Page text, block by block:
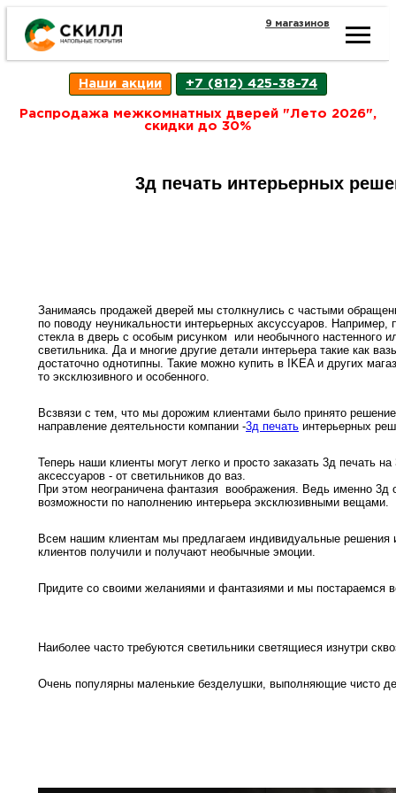
и
Как
с
9 магазинов
Наши акции +7 (812) 425-38-74
Распродажа межкомнатных дверей "Лето 2026",
скидки до 30%
3д печать интерьерных
Занимаясь продажей дверей мы столкнулись с частыми
по поводу неуникальности интерьерных аксуссуаров. Например,
стекла в дверь с особым рисунком или необычного настенного
светильника. Да и многие другие детали интерьера такие как
достаточно однотипны. Такие можно купить в IKEA и других
то эксклюзивного и особенного.
Всзвязи с тем, что мы дорожим клиентами было принято
направление деятельности компании -3д печать интерьерных
Теперь наши клиенты могут легко и просто заказать 3д печать
аксессуаров - от светильников до ваз.
При этом неограничена фантазия воображения. Ведь именно 3д
возможности по наполнению интерьера эксклюзивными вещами.
Всем нашим клиентам мы предлагаем индивидуальные решения
клиентов получили и получают необычные эмоции.
Придите со своими желаниями и фантазиями и мы постараемся
Наиболее часто требуются светильники светящиеся изнутри
Очень популярны маленькие безделушки, выполняющие чисто